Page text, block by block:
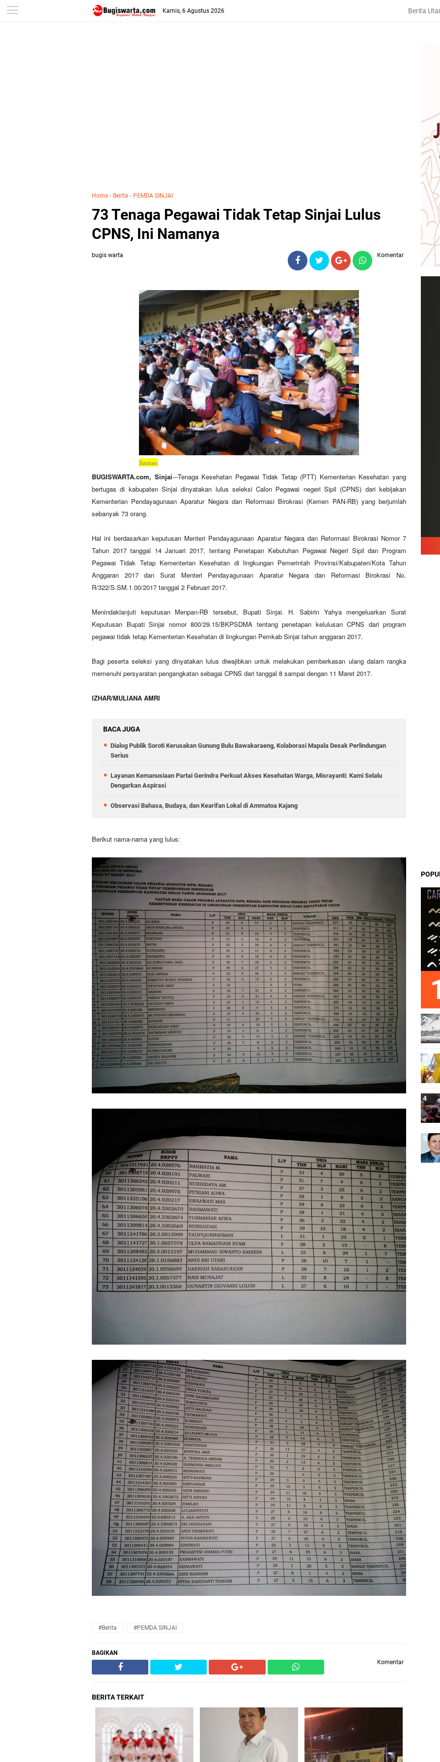
-->
Kamis, 6 Agustus 2026 Berita
Home › Berita › PEMDA SINJAI
73 Tenaga Pegawai Tidak Tetap Sinjai Lulus
CPNS, Ini Namanya
bugis warta Komentar
Ilustrasi
BUGISWARTA.com, Sinjai---Tenaga Kesehatan Pegawai Tidak Tetap (PTT) Kementerian Kesehatan yang
bertugas di kabupaten Sinjai dinyatakan lulus seleksi Calon Pegawai negeri Sipil (CPNS) dari kebijakan
Kementerian Pendayagunaan Aparatur Negara dan Reformasi Birokrasi (Kemen PAN-RB) yang berjumlah
sebanyak 73 orang.
Hal ini berdasarkan keputusan Menteri Pendayagunaan Aparatur Negara dan Reformasi Birokrasi Nomor 7
Tahun 2017 tanggal 14 Januari 2017, tentang Penetapan Kebutuhan Pegawai Negeri Sipil dan Program
Pegawai Tidak Tetap Kementerian Kesehatan di lingkungan Pemerintah Provinsi/Kabupaten/Kota Tahun
Anggaran 2017 dan Surat Menteri Pendayagunaan Aparatur Negara dan Reformasi Birokrasi No.
R/322/S.SM.1.00/2017 tanggal 2 Februari 2017.
Menindaklanjuti keputusan Menpan-RB tersebut, Bupati Sinjai. H. Sabirin Yahya mengeluarkan Surat
Keputusan Bupati Sinjai nomor 800/29.15/BKPSDMA tentang penetapan kelulusan CPNS dari program
pegawai tidak tetap Kementerian Kesehatan di lingkungan Pemkab Sinjai tahun anggaran 2017.
Bagi peserta seleksi yang dinyatakan lulus diwajibkan untuk melakukan pemberkasan ulang dalam rangka
memenuhi persyaratan pengangkatan sebagai CPNS dari tanggal 8 sampai dengan 11 Maret 2017.
IZHAR/MULIANA AMRI
BACA JUGA
Dialog Publik Soroti Kerusakan Gunung Bulu Bawakaraeng, Kolaborasi Mapala Desak Perlindungan
Serius
Layanan Kemanusiaan Partai Gerindra Perkuat Akses Kesehatan Warga, Misrayanti: Kami Selalu
Dengarkan Aspirasi
Observasi Bahasa, Budaya, dan Kearifan Lokal di Ammatoa Kajang
Berikut nama-nama yang lulus:
#Berita #PEMDA SINJAI
BAGIKAN
Komentar
BERITA TERKAIT